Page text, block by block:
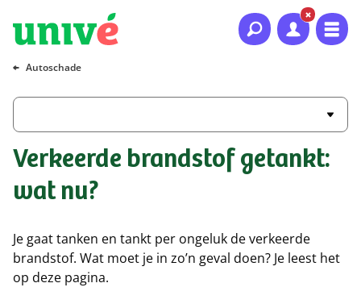
Naar hoofdinhoud
Naar hoofdnavigatie
Naar footer
Autoschade
Verkeerde brandstof getankt:
wat nu?
Je gaat tanken en tankt per ongeluk de verkeerde
brandstof. Wat moet je in zo’n geval doen? Je leest het
op deze pagina.